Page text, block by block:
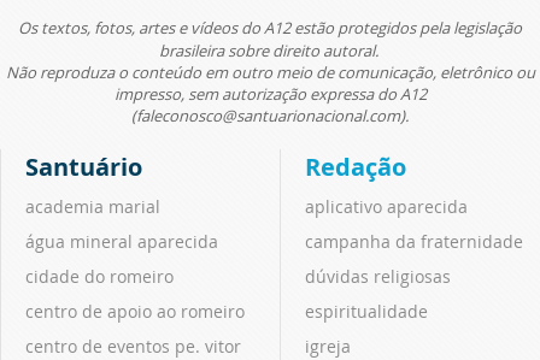
Os textos, fotos, artes e vídeos do A12 estão protegidos pela legislação
brasileira sobre direito autoral.
Não reproduza o conteúdo em outro meio de comunicação, eletrônico ou
impresso, sem autorização expressa do A12
(faleconosco@santuarionacional.com).
Santuário
academia marial
água mineral aparecida
cidade do romeiro
centro de apoio ao romeiro
centro de eventos pe. vitor
Redação
aplicativo aparecida
campanha da fraternidade
dúvidas religiosas
espiritualidade
igreja